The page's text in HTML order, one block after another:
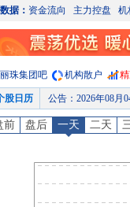
据： 资金流向 主力控盘 机
丽珠集团吧 机构散户
股日历 公告 ： 2026年08月
股权质押：截止
：
股权质押：截止
股权质押 ：截止
前 盘后 一天 二天